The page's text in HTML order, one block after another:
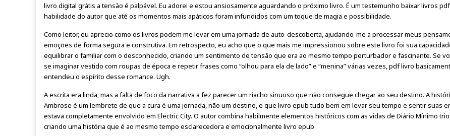
livro digital grátis a tensão é palpável. Eu adorei e estou ansiosamente aguardando o próximo livro. É um testemunho baixar livros pdf
habilidade do autor que até os momentos mais apáticos foram infundidos com um toque de magia e possibilidade.
Como leitor, eu aprecio como os livros podem me levar em uma jornada de auto-descoberta, ajudando-me a processar meus
emoções de forma segura e construtiva. Em retrospecto, eu acho que o que mais me impressionou sobre este livro foi sua
equilibrar o familiar com o desconhecido, criando um sentimento de tensão que era ao mesmo tempo perturbador e fascinante. Se
se imaginar vestido com roupas de época e repetir frases como “olhou para ela de lado” e “menina” várias vezes, pdf livro
entendeu o espírito desse romance. Ugh.
A escrita era linda, mas a falta de foco da narrativa a fez parecer um riacho sinuoso que não consegue chegar ao seu destino. A
Ambrose é um lembrete de que a cura é uma jornada, não um destino, e que livro epub tudo bem em levar seu tempo e sentir suas
estava completamente envolvido em Electric City. O autor combina habilmente elementos históricos com as vidas de Diário Mínimo
criando uma história que é ao mesmo tempo esclarecedora e emocionalmente livro epub